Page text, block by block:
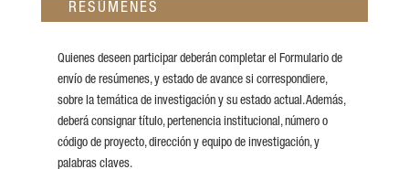
RESÚMENES
Quienes deseen participar deberán completar el Formulario de
envío de resúmenes, y estado de avance si correspondiere,
sobre la temática de investigación y su estado actual. Además,
deberá consignar título, pertenencia institucional, número o
código de proyecto, dirección y equipo de investigación, y
palabras claves.